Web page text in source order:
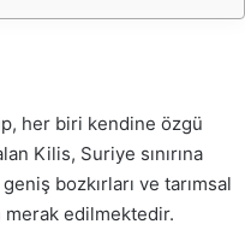
her biri kendine özgü
Kilis, Suriye sınırına
bozkırları ve tarımsal
merak edilmektedir.